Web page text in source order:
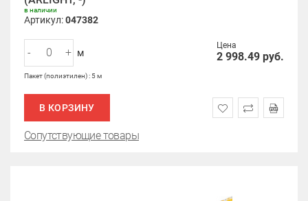
в наличии
Артикул:047382
Цена
2 998.49 руб.
- + м
Пакет (полиэтилен) : 5 м
В КОРЗИНУ
Сопутствующие товары